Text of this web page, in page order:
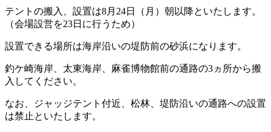
テントの搬入、設置は8月24日（月）朝以降といたします。
（会場設営を23日に行うため）
設置できる場所は海岸沿いの堤防前の砂浜になります。
釣ケ崎海岸、太東海岸、麻雀博物館前の通路の3ヵ所から搬
入してください。
なお、ジャッジテント付近、松林、堤防沿いの通路への設置
は禁止といたします。